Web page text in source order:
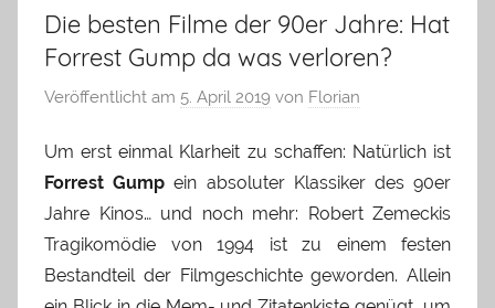
Die besten Filme der 90er Jahre: Hat
Forrest Gump da was verloren?
Veröffentlicht am 5. April 2019 von Florian
Um erst einmal Klarheit zu schaffen: Natürlich ist
Forrest Gumpein absoluter Klassiker des 90er
Jahre Kinos… und noch mehr: Robert Zemeckis
Tragikomödie von 1994 ist zu einem festen
Bestandteil der Filmgeschichte geworden. Allein